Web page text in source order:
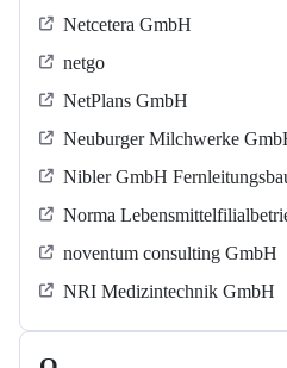
Netcetera GmbH
netgo
NetPlans GmbH
Neuburger Milchwerke
Nibler GmbH
Norma
noventum consulting GmbH
NRI Medizintechnik GmbH